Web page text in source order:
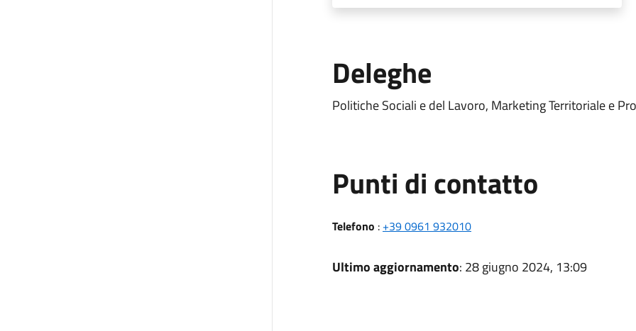
Deleghe
Politiche Sociali e del Lavoro, Marketing Territoriale e
Punti di contatto
Telefono : +39 0961 932010
Ultimo aggiornamento: 28 giugno 2024, 13:09